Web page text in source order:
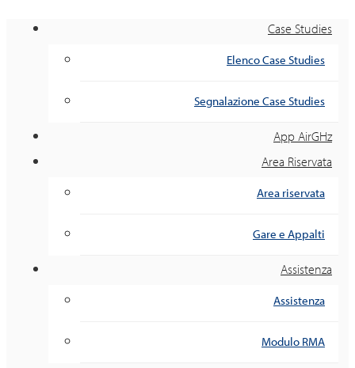
Case Studies
Elenco Case Studies
Segnalazione Case Studies
App AirGHz
Area Riservata
Area riservata
Gare e Appalti
Assistenza
Assistenza
Modulo RMA